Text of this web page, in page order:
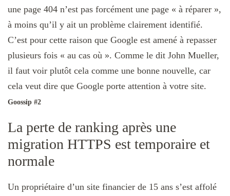
une page 404 n’est pas forcément une page « à réparer »,
à moins qu’il y ait un problème clairement identifié.
C’est pour cette raison que Google est amené à repasser
plusieurs fois « au cas où ». Comme le dit John Mueller,
il faut voir plutôt cela comme une bonne nouvelle, car
cela veut dire que Google porte attention à votre site.
Goossip #2
La perte de ranking après une
migration HTTPS est temporaire et
normale
Un propriétaire d’un site financier de 15 ans s’est affolé